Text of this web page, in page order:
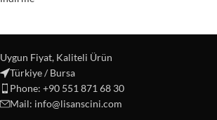
Uygun Fiyat, Kaliteli Ürün
Türkiye / Bursa
Phone: +90 551 871 68 30
Mail: info@lisanscini.com